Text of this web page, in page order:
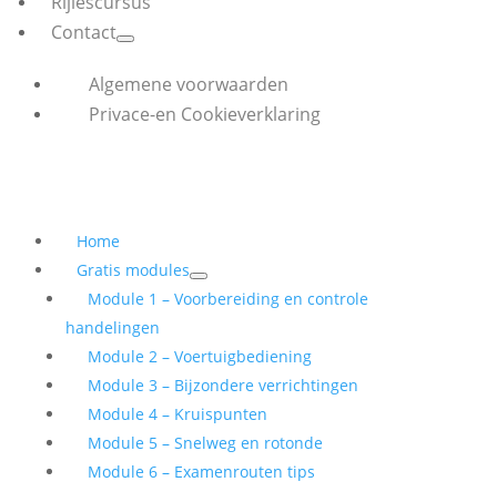
Contact
Algemene voorwaarden
Privace-en Cookieverklaring
Home
Gratis modules
Module 1 – Voorbereiding en controle
handelingen
Module 2 – Voertuigbediening
Module 3 – Bijzondere verrichtingen
Module 4 – Kruispunten
Module 5 – Snelweg en rotonde
Module 6 – Examenrouten tips